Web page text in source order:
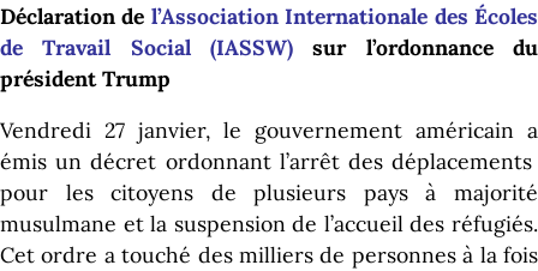
Déclaration de l’Association Internationale des Écoles
de Travail Social (IASSW) sur l’ordonnance du
président Trump
Vendredi 27 janvier, le gouvernement américain a
émis un décret ordonnant l’arrêt des déplacements
pour les citoyens de plusieurs pays à majorité
musulmane et la suspension de l’accueil des réfugiés.
Cet ordre a touché des milliers de personnes à la fois